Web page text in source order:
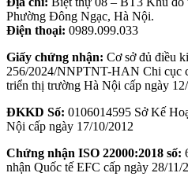
Phường Đông Ngạc, Hà Nội.
Điện thoại: 0989.099.033
Giấy chứng nhận: Cơ sở đủ điều
256/2024/NNPTNT-HAN Chi cục
triển thị trường Hà Nội cấp ngày
ĐKKD Số: 0106014595 Sở Kế
Nội cấp ngày 17/10/2012
Chứng nhận ISO 22000:2018 số:
nhận Quốc tế EFC cấp ngày 28/11/